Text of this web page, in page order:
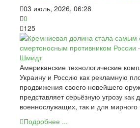
03 июль, 2026, 06:28
0
125
Американские технологические
Украину и Россию как рекламную
продвижения своего новейшего
представляет серьёзную угрозу как
военнослужащих, так и для мирного
Подробнее ...